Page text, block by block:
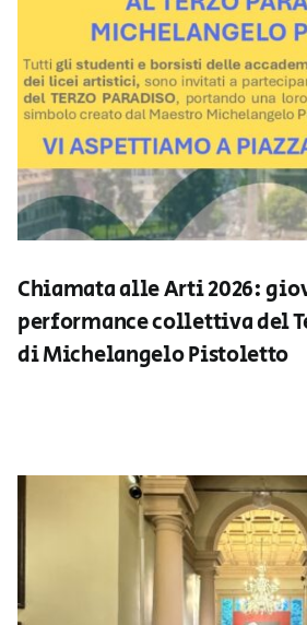
Chiamata alle Arti 2026:
performance collettiva del
di Michelangelo Pistoletto